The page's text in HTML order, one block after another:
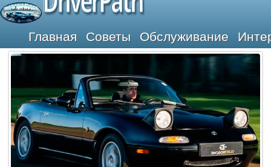
Главная Советы Обслуживание